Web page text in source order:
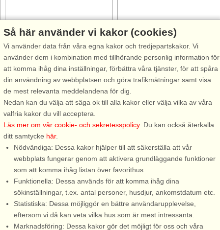
Stugnr: 64444
Gamleby
6 personer, 67 m²
40 m till sjö/hav:.
Välkommen till ett underbart
sommarboende med magisk
sjöutsikt i Lilla Oxebo utanför
Gamleby. Huset ligger vackert
natur- och sjönära med bara 40
meter ner till sjön. Till den
barnvänliga badstranden är ...
från 10.806 SEK
Stugnr: 31572
Gamleby
3 personer, 48 m²
300 m till sjö/hav:.
Underbart nybyggt hus som
har ett lantligt läge med en
utsikt över vidsträckta ängar
och Oppsjön. Huset ligger strax
utanför den lilla trevliga ...
från 4.741 SEK
Så här använder vi kakor (cookies)
Vi använder data från våra egna kakor och tredjepartskakor. Vi
använder dem i kombination med tillhörande personlig information för
att komma ihåg dina inställningar, förbättra våra tjänster, för att spåra
din användning av webbplatsen och göra trafikmätningar samt visa
de mest relevanta meddelandena för dig.
Nedan kan du välja att säga ok till alla kakor eller välja vilka av våra
valfria kakor du vill acceptera.
Läs mer om vår cookie- och sekretesspolicy. Du kan också återkalla
ditt samtycke här.
Nödvändiga: Dessa kakor hjälper till att säkerställa att vår
webbplats fungerar genom att aktivera grundläggande funktioner
som att komma ihåg listan över favorithus.
Funktionella: Dessa används för att komma ihåg dina
sökinställningar, t.ex. antal personer, husdjur, ankomstdatum etc.
Statistiska: Dessa möjliggör en bättre användarupplevelse,
eftersom vi då kan veta vilka hus som är mest intressanta.
Marknadsföring: Dessa kakor gör det möjligt för oss och våra